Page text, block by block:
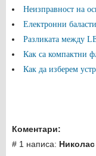
Неизправност на
Електронни
Разликата между
Как са компактни
Как да изберем
Коментари:
# 1 написа: Николас